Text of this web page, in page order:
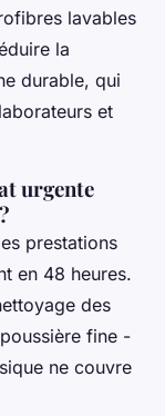
lavables
la
durable, qui
et
urgente
prestations
en 48 heures.
des
fine -
ne couvre